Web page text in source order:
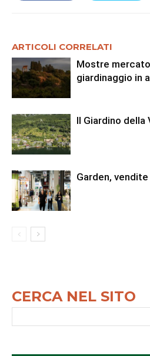
ARTICOLI CORRELATI
Mostre
giardinaggio in
Il Giardino della
Garden, vendite
CERCA NEL SITO